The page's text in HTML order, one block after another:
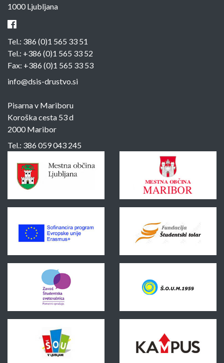
1000 Ljubljana
Tel.: 386 (0)1 565 33 51
Tel.: +386 (0)1 565 33 52
Fax: +386 (0)1 565 33 53
info@dsis-drustvo.si
Pisarna v Mariboru
Koroška cesta 53 d
2000 Maribor
Tel.: 386 059 043 245